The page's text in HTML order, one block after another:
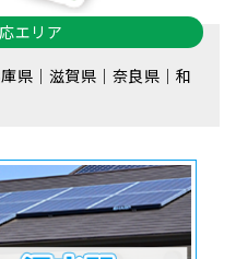
エリア
県｜滋賀県｜奈良県｜和